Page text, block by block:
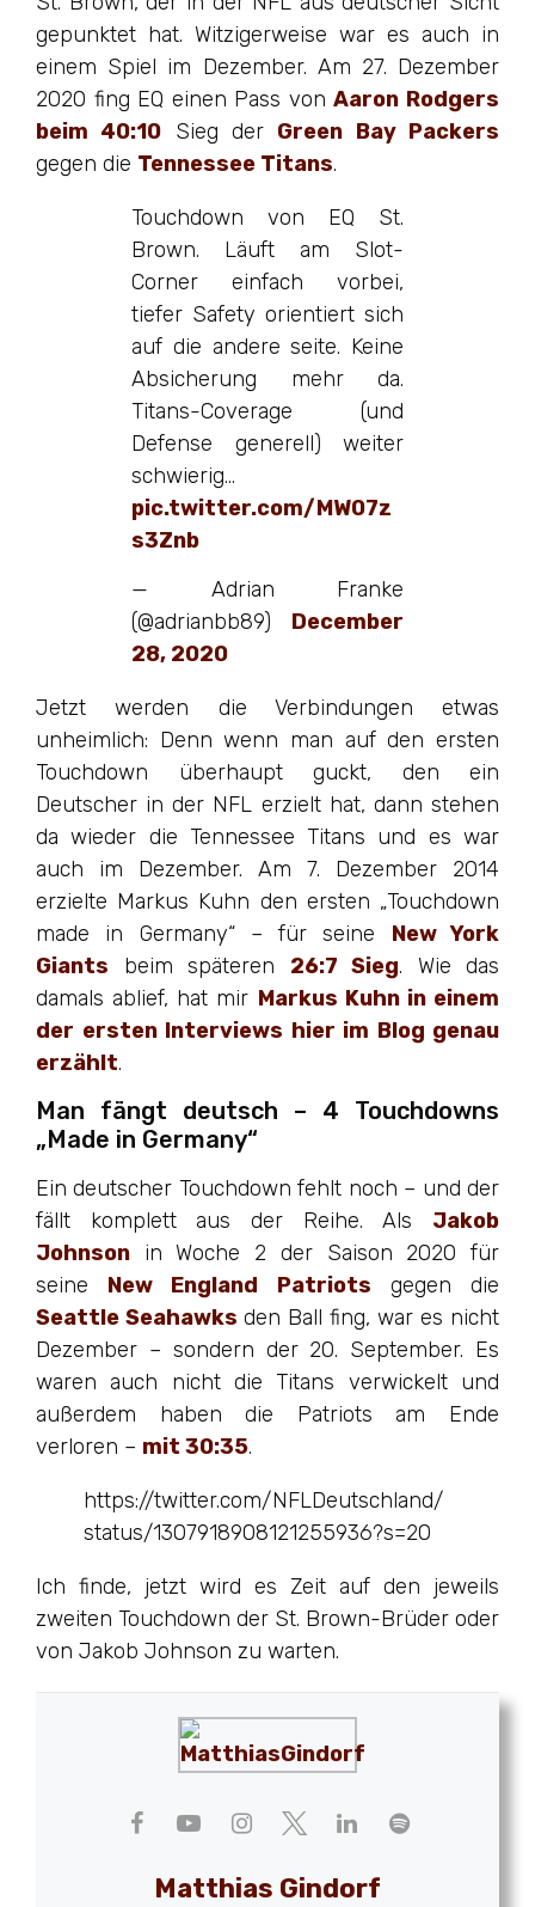
gepunktet hat. Witzigerweise war es auch in
einem Spiel im Dezember. Am 27. Dezember
2020 fing EQ einen Pass vonAaron Rodgers
beim 40:10 Sieg der Green Bay Packers
gegen die Tennessee Titans.
Touchdown von EQ St.
Brown. Läuft am Slot-
Corner einfach vorbei,
tiefer Safety orientiert sich
auf die andere seite. Keine
Absicherung mehr da.
Titans-Coverage (und
Defense generell) weiter
schwierig…
pic.twitter.com/MW07z
s3Znb
— Adrian Franke
(@adrianbb89) December
28, 2020
Jetzt werden die Verbindungen etwas
unheimlich: Denn wenn man auf den ersten
Touchdown überhaupt guckt, den ein
Deutscher in der NFL erzielt hat, dann stehen
da wieder die Tennessee Titans und es war
auch im Dezember. Am 7. Dezember 2014
erzielte Markus Kuhn den ersten „Touchdown
made in Germany“ – für seine New York
Giants beim späteren 26:7 Sieg. Wie das
damals ablief, hat mir Markus Kuhn in einem
der ersten Interviews hier im Blog genau
erzählt.
Man fängt deutsch – 4 Touchdowns
„Made in Germany“
Ein deutscher Touchdown fehlt noch – und der
fällt komplett aus der Reihe. Als Jakob
Johnson in Woche 2 der Saison 2020 für
seine New England Patriots gegen die
Seattle Seahawks den Ball fing, war es nicht
Dezember – sondern der 20. September. Es
waren auch nicht die Titans verwickelt und
außerdem haben die Patriots am Ende
verloren – mit 30:35.
https://twitter.com/NFLDeutschland/
status/1307918908121255936?s=20
Ich finde, jetzt wird es Zeit auf den jeweils
zweiten Touchdown der St. Brown-Brüder oder
von Jakob Johnson zu warten.
Matthias Gindorf